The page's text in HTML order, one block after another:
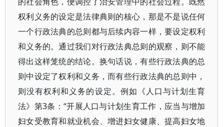
权利义务的设定是法律典则的核心，那是不是说任何
一个行政法典的总则都与后续内容一样，要设定权利
和义务的。通过我们对行政法典总则的观察，则不能
得出这样笼统的结论。换句话说，有些行政法典的总
则中设定了权利和义务，而有些行政法典的总则中，
则没有权利和义务的设定。例如《人口与计划生育
法》第3条：“开展人口与计划生育工作，应当与增加
妇女受教育和就业机会、增进妇女健康、提高妇女地